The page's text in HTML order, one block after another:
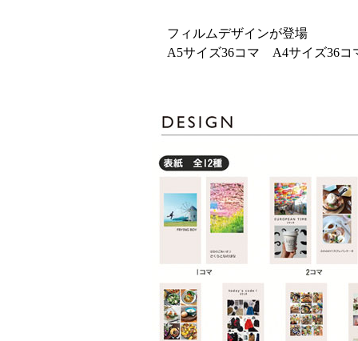
フィルムデザインが登場
A5サイズ36コマ A4サイズ36コ